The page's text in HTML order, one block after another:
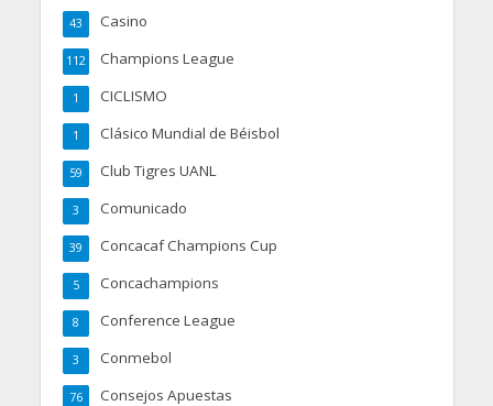
Casino
43
Champions League
112
CICLISMO
1
Clásico Mundial de Béisbol
1
Club Tigres UANL
59
Comunicado
3
Concacaf Champions Cup
39
Concachampions
5
Conference League
8
Conmebol
3
Consejos Apuestas
76